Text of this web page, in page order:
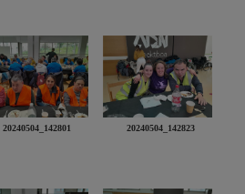
20240504_142801 20240504_142823